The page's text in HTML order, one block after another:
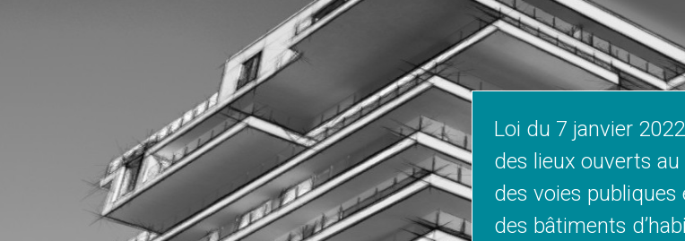
Loi du 7 janvier
des lieux ouverts au
des voies publiques
des bâtiments